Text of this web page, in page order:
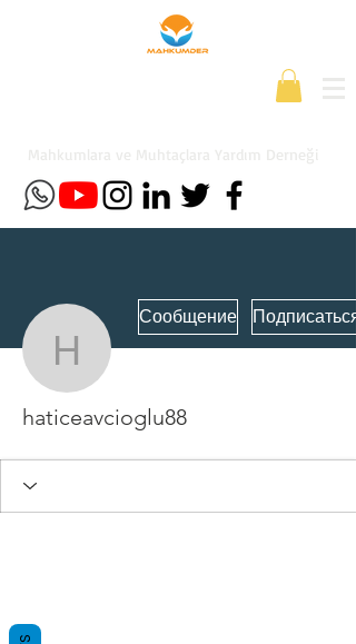
haticeavcioglu88
Сообщение Подписаться
haticeavcioglu88